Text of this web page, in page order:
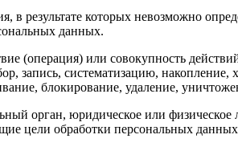
результате которых невозможно
данных.
(операция) или совокупность
запись, систематизацию,
блокирование, удаление,
орган, юридическое или
цели обработки персональных